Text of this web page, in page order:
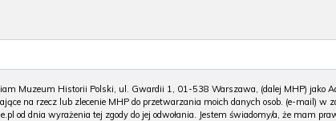
Muzeum Historii Polski, ul. Gwardii 1, 01-538 Warszawa, (dalej MHP) jako
na rzecz lub zlecenie MHP do przetwarzania moich danych osob. (e-mail) w
od dnia wyrażenia tej zgody do jej odwołania. Jestem świadomy/a, że mam